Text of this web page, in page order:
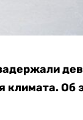
климата. Об